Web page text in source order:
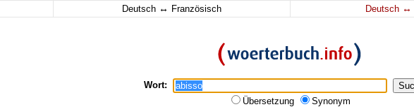
Deutsch ↔ Französisch Deutsch ↔
Wort:
Übersetzung
Synonym